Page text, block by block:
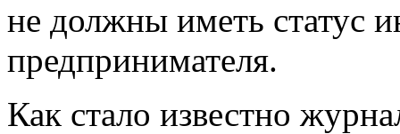
не должны иметь статус
предпринимателя.
Как стало известно